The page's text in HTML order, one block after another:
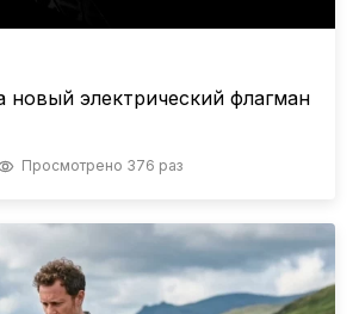
новый электрический флагман
Просмотрено 376 раз